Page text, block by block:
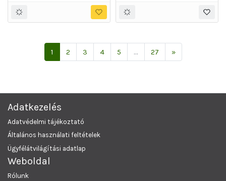
1 2 3 4 5 ... 27 »Következő
Adatkezelés
Adatvédelmi tájékoztató
Általános használati feltételek
Ügyfélátvilágítási adatlap
Weboldal
Rólunk